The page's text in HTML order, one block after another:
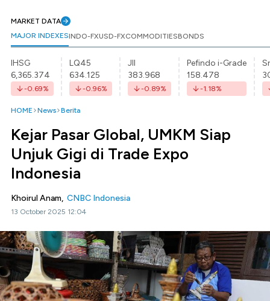
MARKET DATA
MAJOR INDEXESINDO-FXUSD-FXCOMMODITIESBONDS
IHSG
6,365.374
-0.69%
LQ45
634.125
-0.96%
JII
383.968
-0.89%
Pefindo i-Grade
158.478
-1.18%
HOME News Berita
Kejar Pasar Global, UMKM Siap
Unjuk Gigi di Trade Expo
Indonesia
Khoirul Anam, CNBC Indonesia
13 October 2025 12:04